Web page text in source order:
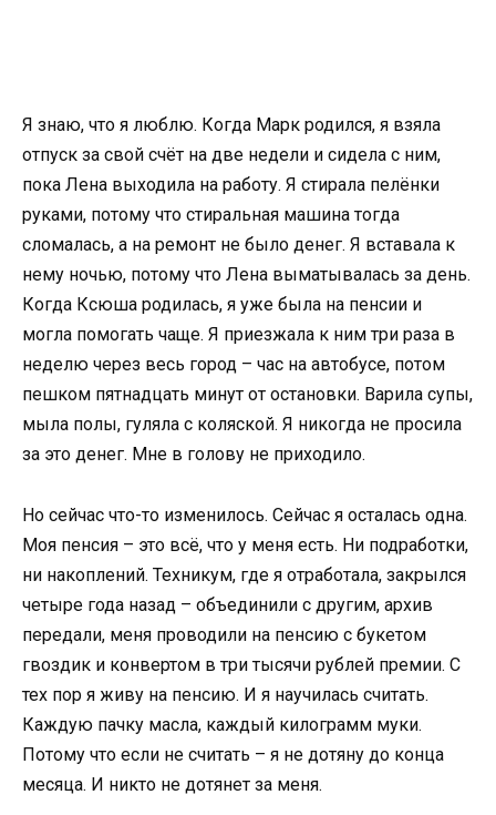
Я знаю, что я люблю. Когда Марк родился, я взяла
отпуск за свой счёт на две недели и сидела с ним,
пока Лена выходила на работу. Я стирала пелёнки
руками, потому что стиральная машина тогда
сломалась, а на ремонт не было денег. Я вставала к
нему ночью, потому что Лена выматывалась за день.
Когда Ксюша родилась, я уже была на пенсии и
могла помогать чаще. Я приезжала к ним три раза в
неделю через весь город – час на автобусе, потом
пешком пятнадцать минут от остановки. Варила супы,
мыла полы, гуляла с коляской. Я никогда не просила
за это денег. Мне в голову не приходило.
Но сейчас что-то изменилось. Сейчас я осталась одна.
Моя пенсия – это всё, что у меня есть. Ни подработки,
ни накоплений. Техникум, где я отработала, закрылся
четыре года назад – объединили с другим, архив
передали, меня проводили на пенсию с букетом
гвоздик и конвертом в три тысячи рублей премии. С
тех пор я живу на пенсию. И я научилась считать.
Каждую пачку масла, каждый килограмм муки.
Потому что если не считать – я не дотяну до конца
месяца. И никто не дотянет за меня.